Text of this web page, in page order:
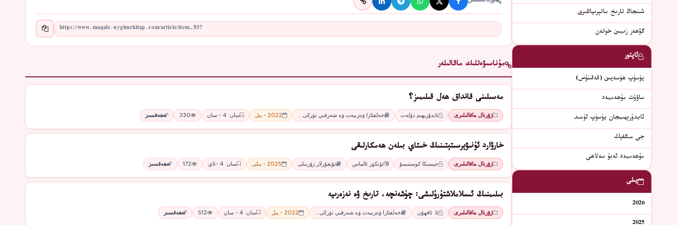
مۇناسىۋەتلىك ماقالىلەر
مەسىلىنى قانداق ھەل قىلىمىز؟
ژۇرنال ماقالىلىرى ئابدۇرېھىم دۆلەت خەلقئارا ۋەزىيەت ۋە شەرقىي تۈركى… 2022 - يىل سان: 4 - سان 330 ھەقسىز
ﺧﺎﺭﯞﺍﺭﺩ ﺋﯘﻧﯩﯟﯦﺮﺳﯩﺘﯧﺘﯩﻨﯩﯔ ﺧﯩﺘﺎﻱ ﺑﯩﻠﻪﻥ ھەمكارلىقى
ژۇرنال ماقالىلىرى ﺟﯧﺴﯩﻜﺎ ﻛﻮﺳﺘﯩﺴﯘ ﺋﯚﺗﻜﯜﺭ ﺋﺎﻟﻤﺎﺱ ئۇيغۇرلار ژۇرنىلى 2025 - يىلى سان: 4 -ئاي 172 ھەقسىز
بىلىمنىڭ ئىسلاملاشتۇرۇلىشى: چۈشەنچە، تارىخ ۋە نەزەرىيە
ژۇرنال ماقالىلىرى ئا. ئاقھۇن خەلقئارا ۋەزىيەت ۋە شەرقىي تۈركى… 2022 - يىل سان: 4 - سان 512 ھەقسىز
شىنجاڭ تارىخ ماتېرىياللىرى
گۆھەر زىمىن خوتەن
ئاپتور
يۈسۈپ ھۈسەيىن (قەقىنۇس)
ساۋۇت مۇھەممەد
ئابدۇرېھىمجان يۈسۈپ ئۈمىد
جى مىڭفېڭ
مۇھەممەد ئەبۇ سەلاھى
يىلى
2026